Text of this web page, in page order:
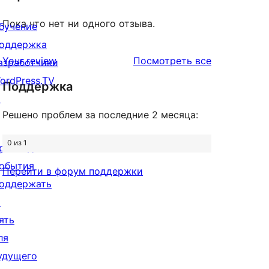
Пока что нет ни одного отзыва.
Your review Посмотреть всеотзывы
Поддержка
Решено проблем за последние 2 месяца:
0 из 1
Перейти в форум поддержки